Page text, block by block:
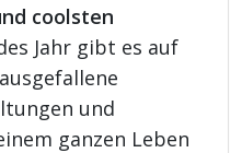
coolsten
Jahr gibt es auf
und
ganzen Leben